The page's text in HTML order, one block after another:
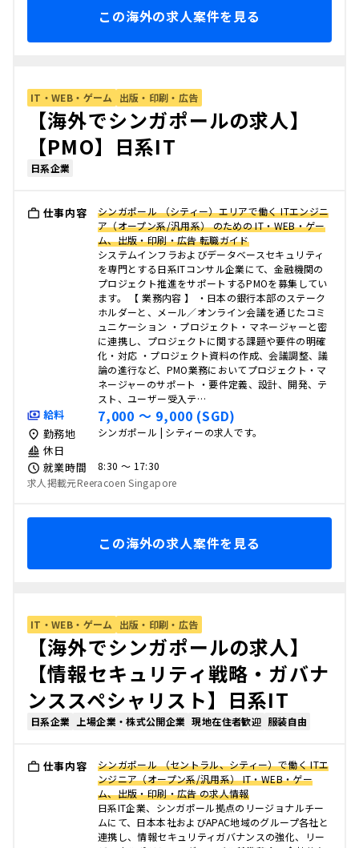
この海外の求人案件を見る
IT・WEB・ゲーム 出版・印刷・広告
【海外でシンガポールの求人】
【PMO】日系IT
日系企業
仕事内容
シンガポール （シティー）エリアで働く ITエンジニ
ア（オープン系/汎用系） のための IT・WEB・ゲー
ム、出版・印刷・広告 転職ガイド
システムインフラおよびデータベースセキュリティ
を専門とする日系ITコンサル企業にて、金融機関の
プロジェクト推進をサポートするPMOを募集してい
ます。 【 業務内容 】 ・日本の銀行本部のステーク
ホルダーと、メール／オンライン会議を通じたコミ
ュニケーション ・プロジェクト・マネージャーと密
に連携し、プロジェクトに関する課題や要件の明確
化・対応 ・プロジェクト資料の作成、会議調整、議
論の進行など、PMO業務においてプロジェクト・マ
ネージャーのサポート ・要件定義、設計、開発、テ
スト、ユーザー受入テ…
給料 7,000 〜 9,000 (SGD)
勤務地 シンガポール | シティーの求人です。
休日
就業時間
8:30 〜 17:30
求人掲載元Reeracoen Singapore
この海外の求人案件を見る
IT・WEB・ゲーム 出版・印刷・広告
【海外でシンガポールの求人】
【情報セキュリティ戦略・ガバナ
ンススペシャリスト】日系IT
日系企業 上場企業・株式公開企業 現地在住者歓迎 服装自由
仕事内容
シンガポール （セントラル、シティー）で働く ITエ
ンジニア（オープン系/汎用系） IT・WEB・ゲー
ム、出版・印刷・広告 の求人情報
日系IT企業、シンガポール拠点のリージョナルチー
ムにて、日本本社およびAPAC地域のグループ各社と
連携し、情報セキュリティガバナンスの強化、リー